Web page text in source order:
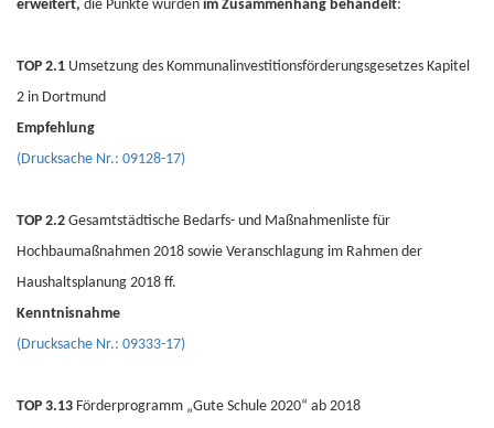
erweitert, die Punkte wurden im Zusammenhang behandelt:
TOP 2.1 Umsetzung des Kommunalinvestitionsförderungsgesetzes Kapitel
2 in Dortmund
Empfehlung
(Drucksache Nr.: 09128-17)
TOP 2.2 Gesamtstädtische Bedarfs- und Maßnahmenliste für
Hochbaumaßnahmen 2018 sowie Veranschlagung im Rahmen der
Haushaltsplanung 2018 ff.
Kenntnisnahme
(Drucksache Nr.: 09333-17)
TOP 3.13 Förderprogramm „Gute Schule 2020“ ab 2018